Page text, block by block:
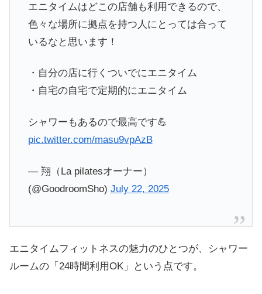
エニタイムはどこの店舗も利用できるので、
色々な場所に拠点を持つ人にとっては合って
いるなと思います！
・自分の店に行くついでにエニタイム
・自宅の自宅で定期的にエニタイム
シャワーもあるので最高です💪
pic.twitter.com/masu9vpAzB
— 翔（La pilatesオーナー）
(@GoodroomSho) July 22, 2025
エニタイムフィットネスの魅力のひとつが、シャワー
ルームの「24時間利用OK」という点です。